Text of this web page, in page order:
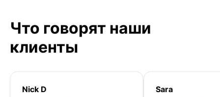
Что говорят наши
клиенты
Nick D Sara